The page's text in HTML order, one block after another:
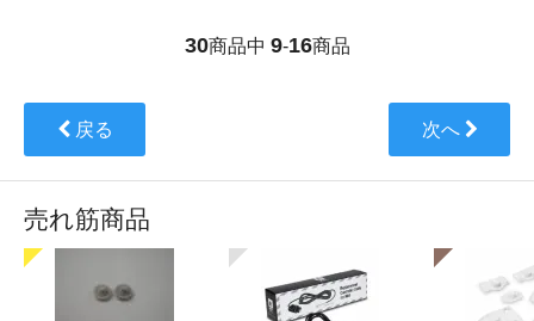
30商品中 9-16商品
戻る 次へ
売れ筋商品